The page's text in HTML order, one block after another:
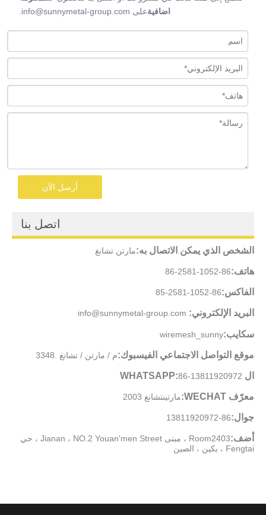
اضافيةعلى info@sunnymetal-group.com.
أرسل الآن
اتصل بنا
الشخص الذي يمكن الاتصال به:مارتن تشانغ
هاتف:86-1052-2581-86
الفاكس:86-1052-2581-85
البريد الإلكتروني: info@sunnymetal-group.com
سكايب:wiremesh_sunny
موقع التواصل الاجتماعي الفيسبوك:م / مارتن / تشانغ .3348
ال WHATSAPP: 86-13811920972
معرّف WECHAT: مارتينتشانغ 2003
جوال:86-13811920972
أضف:
Room2403 ، مبنى Jianan ، NO.2 Youan'men Street ، حي
Fengtai ، بكين ، الصين